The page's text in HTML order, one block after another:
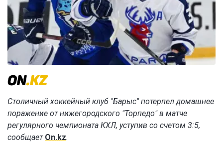
Столичный хоккейный клуб "Барыс" потерпел домашнее
поражение от нижегородского "Торпедо" в матче
регулярного чемпионата КХЛ, уступив со счетом 3:5,
сообщает On.kz.